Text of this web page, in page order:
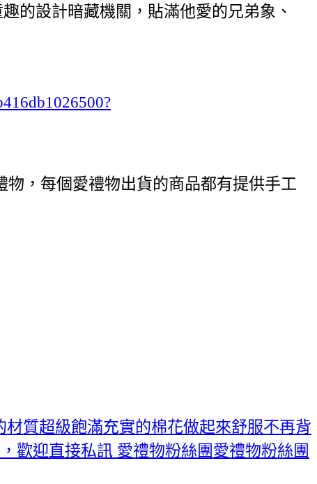
的設計暗藏機關，貼滿他愛的兄弟象、
，每個愛禮物出貨的商品都有提供手工
質超級飽滿充實的棉花做起來舒服不再背
歡迎直接私訊 愛禮物粉絲團愛禮物粉絲團